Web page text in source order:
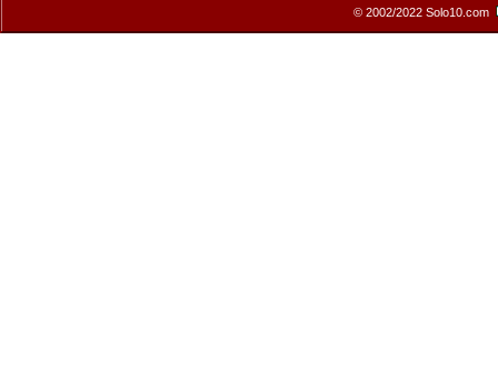
© 2002/2022 Solo10.com